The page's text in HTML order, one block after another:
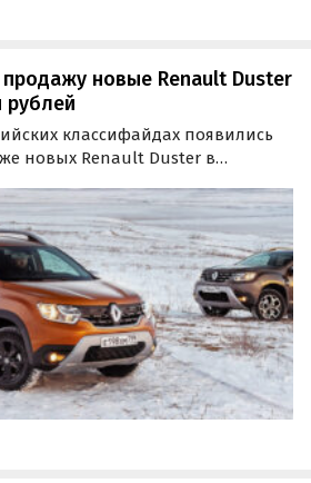
новые Renault Duster
рублей
классифайдах появились
новых Renault Duster в
в 2021 и 2022 годах.